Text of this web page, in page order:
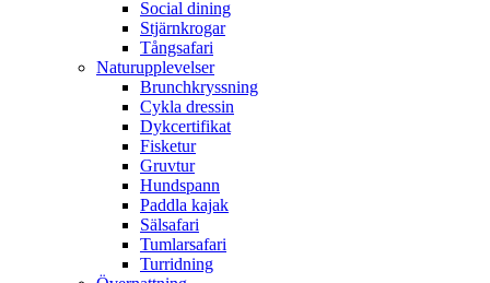
Social dining
Stjärnkrogar
Tångsafari
Naturupplevelser
Brunchkryssning
Cykla dressin
Dykcertifikat
Fisketur
Gruvtur
Hundspann
Paddla kajak
Sälsafari
Tumlarsafari
Turridning